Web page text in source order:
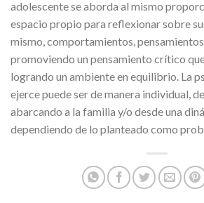
adolescente se aborda al mismo
espacio propio para reflexionar sobre
mismo, comportamientos,
promoviendo un pensamiento crítico
logrando un ambiente en equilibrio. La
ejerce puede ser de manera individual,
abarcando a la familia y/o desde una
dependiendo de lo planteado como